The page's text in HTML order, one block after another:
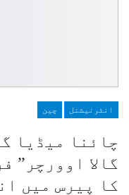
انٹرنیشنل چین
چائنا میڈیا
گالا اوورچر”
کا پیرس میں